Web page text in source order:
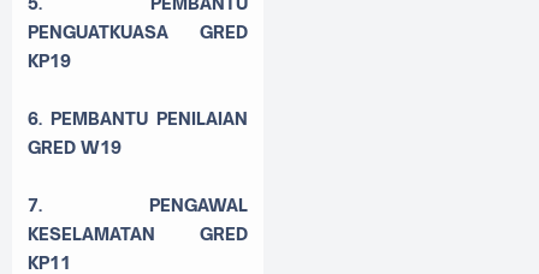
PENGUATKUASA GRED
KP19
6. PEMBANTU PENILAIAN
GRED W19
7. PENGAWAL
KESELAMATAN GRED
KP11